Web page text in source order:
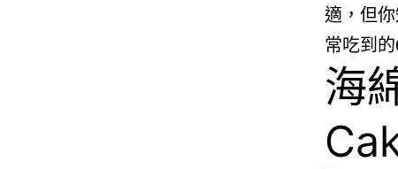
適，但
常吃到
海